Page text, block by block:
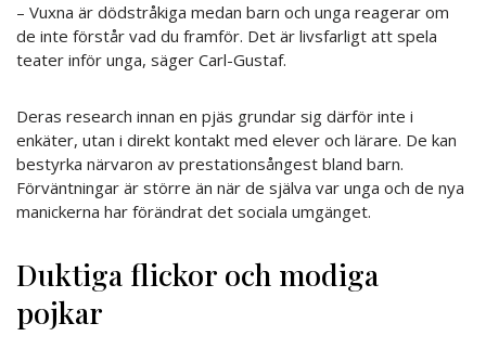
– Vuxna är dödstråkiga medan barn och unga reagerar om
de inte förstår vad du framför. Det är livsfarligt att spela
teater inför unga, säger Carl-Gustaf.
Deras research innan en pjäs grundar sig därför inte i
enkäter, utan i direkt kontakt med elever och lärare. De kan
bestyrka närvaron av prestationsångest bland barn.
Förväntningar är större än när de själva var unga och de nya
manickerna har förändrat det sociala umgänget.
Duktiga flickor och modiga
pojkar